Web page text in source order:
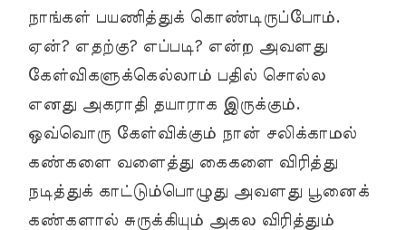
நாங்கள் பயணித்துக் கொண்டிருப்போம்.
ஏன்? எதற்கு? எப்படி? என்ற அவளது
கேள்விகளுக்கெல்லாம் பதில் சொல்ல
எனது அகராதி தயாராக இருக்கும்.
ஒவ்வொரு கேள்விக்கும் நான் சலிக்காமல்
கண்களை வளைத்து கைகளை விரித்து
நடித்துக் காட்டும்பொழுது அவளது பூனைக்
கண்களால் சுருக்கியும் அகல விரித்தும்